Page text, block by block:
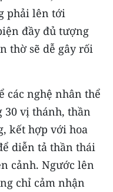
phải lên tới
đầy đủ tượng
thờ sẽ dễ gây rối
các nghệ nhân thể
vị thánh, thần
kết hợp với hoa
diễn tả thần thái
cảnh. Ngước lên
chỉ cảm nhận